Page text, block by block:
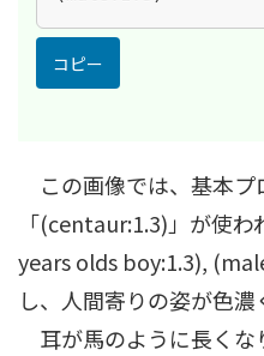
コピー
この画像では、基本プ
「(centaur:1.3)」が使
years olds boy:1.3),
し、人間寄りの姿が色濃
耳が馬のように長くな